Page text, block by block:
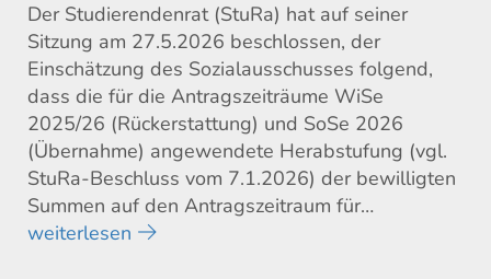
Der Studierendenrat (StuRa) hat auf seiner
Sitzung am 27.5.2026 beschlossen, der
Einschätzung des Sozialausschusses folgend,
dass die für die Antragszeiträume WiSe
2025/26 (Rückerstattung) und SoSe 2026
(Übernahme) angewendete Herabstufung (vgl.
StuRa-Beschluss vom 7.1.2026) der bewilligten
Summen auf den Antragszeitraum für…
weiterlesen